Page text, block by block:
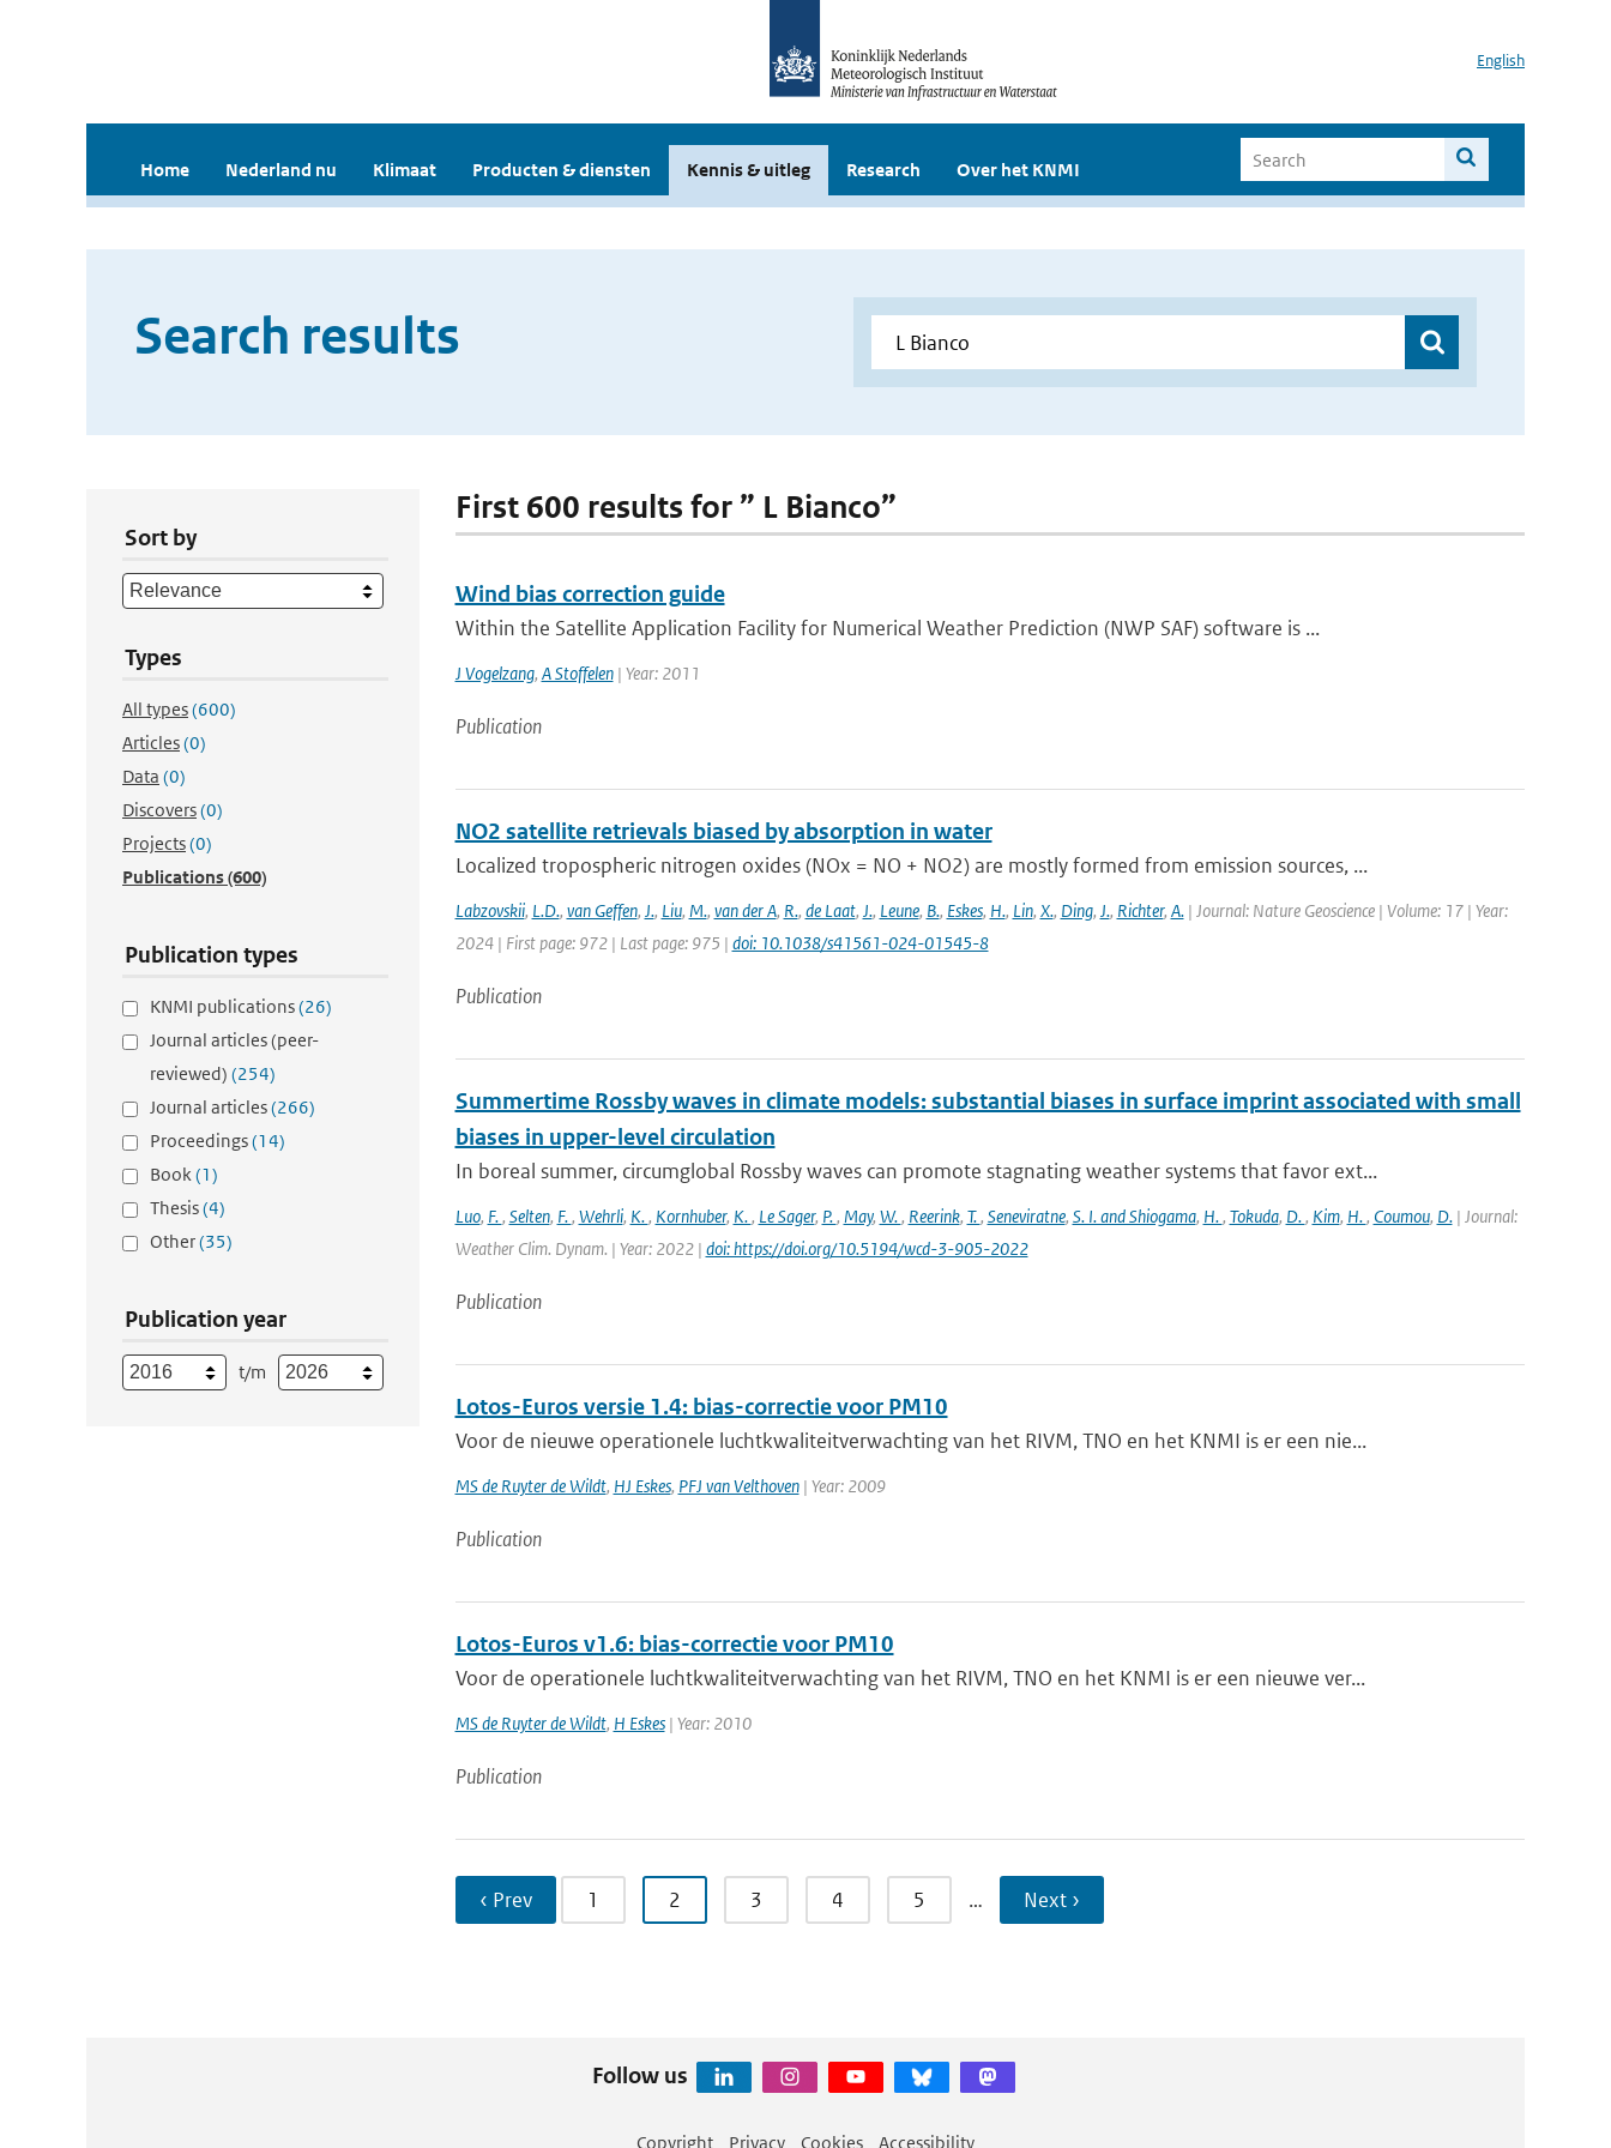
English
Home Nederland nu Klimaat Producten & diensten Kennis & uitleg Research Over het KNMI
Search results
Sort by
Types
All types(600)
Articles(0)
Data (0)
Discovers(0)
Projects(0)
Publications(600)
Publication types
KNMI publications(26)
Journal articles (peer-
reviewed) (254)
Journal articles(266)
Proceedings(14)
Book(1)
Thesis(4)
Other(35)
Publication year
t/m
First 600 results for ” L Bianco”
Wind bias correction guide
Within the Satellite Application Facility for Numerical Weather Prediction (NWP SAF) software is ...
J Vogelzang, A Stoffelen| Year: 2011
Publication
NO2 satellite retrievals biased by absorption in water
Localized tropospheric nitrogen oxides (NOx = NO + NO2) are mostly formed from emission sources, ...
Labzovskii, L.D., van Geffen, J., Liu, M., van der A, R., de Laat, J., Leune, B., Eskes, H., Lin, X., Ding, J., Richter, A.| Journal: Nature Geoscience | Volume: 17 | Year:
2024 | First page: 972 | Last page: 975 | doi: 10.1038/s41561-024-01545-8
Publication
Summertime Rossby waves in climate models: substantial biases in surface imprint associated with small
biases in upper-level circulation
In boreal summer, circumglobal Rossby waves can promote stagnating weather systems that favor ext...
Luo, F., Selten, F., Wehrli, K., Kornhuber, K., Le Sager, P., May, W., Reerink, T., Seneviratne, S. I. and Shiogama, H., Tokuda, D., Kim, H., Coumou, D.| Journal:
Weather Clim. Dynam. | Year: 2022 | doi: https://doi.org/10.5194/wcd-3-905-2022
Publication
Lotos-Euros versie 1.4: bias-correctie voor PM10
Voor de nieuwe operationele luchtkwaliteitverwachting van het RIVM, TNO en het KNMI is er een nie...
MS de Ruyter de Wildt, HJ Eskes, PFJ van Velthoven| Year: 2009
Publication
Lotos-Euros v1.6: bias-correctie voor PM10
Voor de operationele luchtkwaliteitverwachting van het RIVM, TNO en het KNMI is er een nieuwe ver...
MS de Ruyter de Wildt, H Eskes| Year: 2010
Publication
‹ Prev 1 2 3 4 5 … Next ›
Follow us
Copyright Privacy Cookies Accessibility